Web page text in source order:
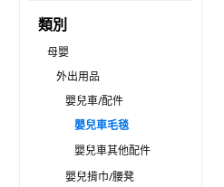
類別
母嬰
外出用品
嬰兒車/配件
嬰兒車毛毯
嬰兒車其他配件
嬰兒揹巾/腰凳